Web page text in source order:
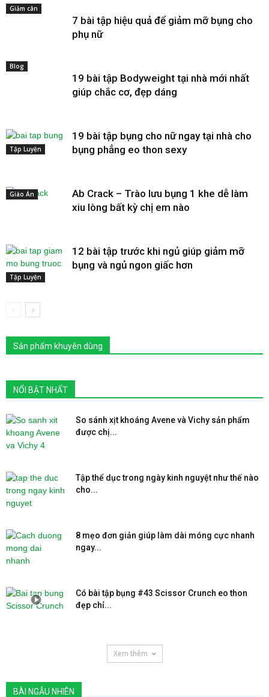
Giảm cân
7 bài tập hiệu quả để giảm mỡ bụng cho
phụ nữ
Blog
19 bài tập Bodyweight tại nhà mới nhất
giúp chắc cơ, đẹp dáng
Tập Luyện
19 bài tập bụng cho nữ ngay tại nhà cho
bụng phẳng eo thon sexy
Giáo Án
Ab Crack – Trào lưu bụng 1 khe dễ làm
xiu lòng bất kỳ chị em nào
Tập Luyện
12 bài tập trước khi ngủ giúp giảm mỡ
bụng và ngủ ngon giấc hơn
Sản phẩm khuyên dùng
NỔI BẬT NHẤT
So sánh xịt khoáng Avene và Vichy sản phẩm
được chị...
Tập thể dục trong ngày kinh nguyệt như thế nào
cho...
8 mẹo đơn giản giúp làm dài móng cực nhanh
ngay...
Có bài tập bụng #43 Scissor Crunch eo thon
đẹp chỉ...
Xem thêm
BÀI NGẪU NHIÊN